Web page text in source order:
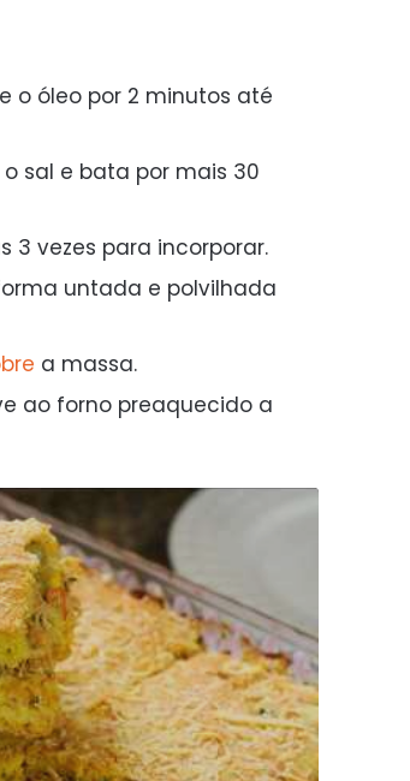
o óleo por 2 minutos até
sal e bata por mais 30
3 vezes para incorporar.
untada e polvilhada
a massa.
ao forno preaquecido a